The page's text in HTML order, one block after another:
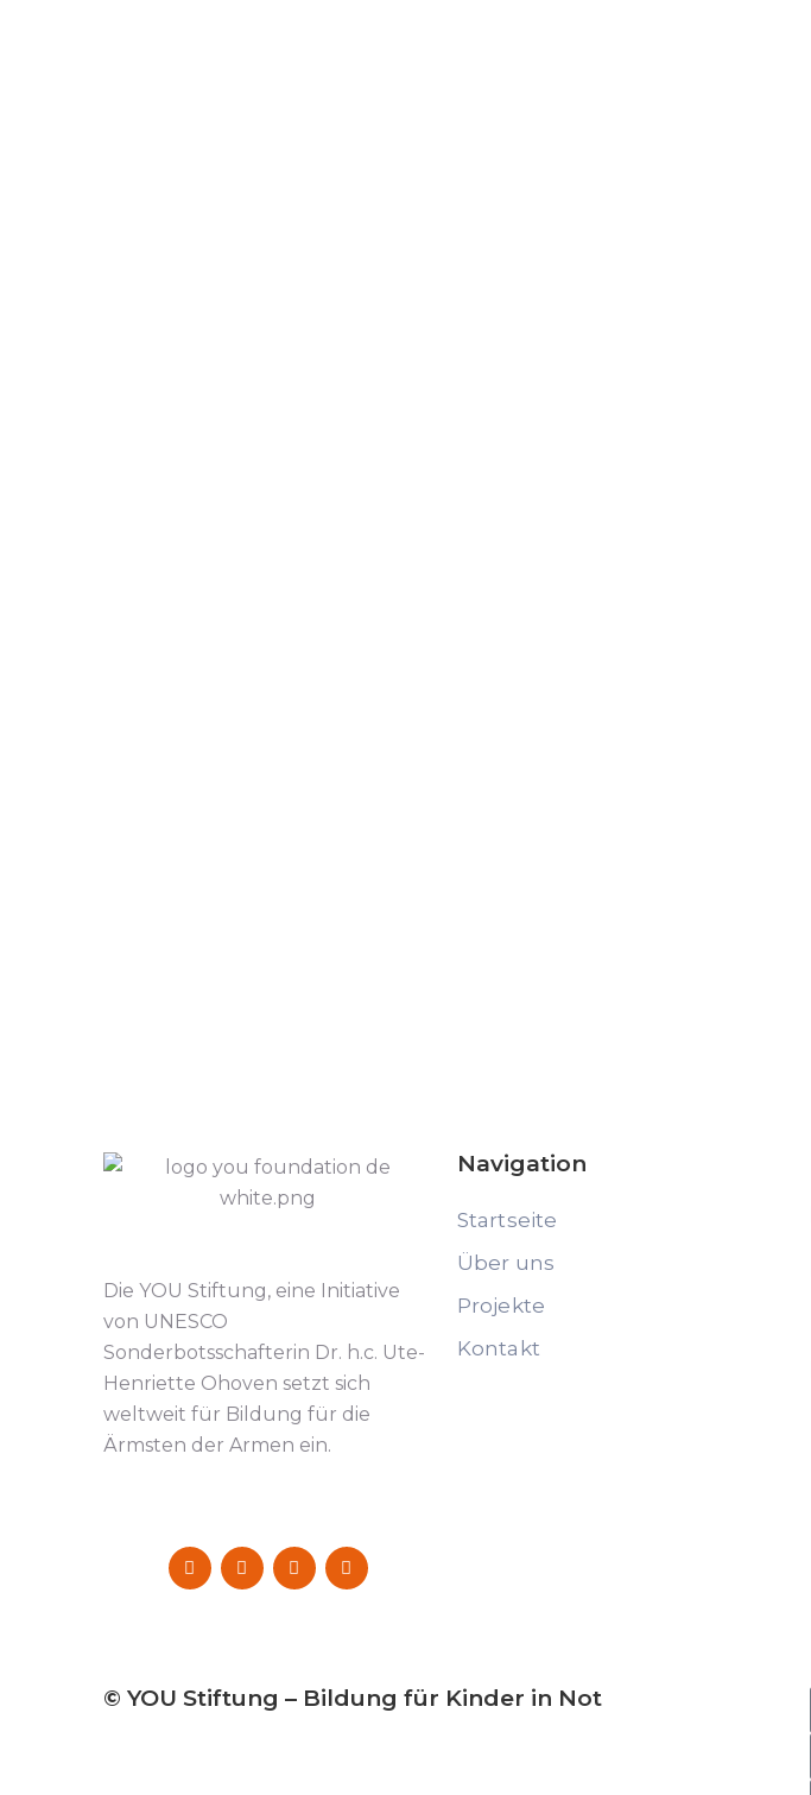
Die YOU Stiftung, eine Initiative
von UNESCO
Sonderbotsschafterin Dr. h.c. Ute-
Henriette Ohoven setzt sich
weltweit für Bildung für die
Ärmsten der Armen ein.
Navigation
Startseite
Über uns
Projekte
Kontakt
© YOU Stiftung – Bildung für Kinder in Not